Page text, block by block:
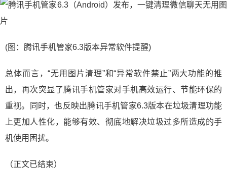
(图：腾讯手机管家6.3版本异常软件提醒)
总体而言，“无用图片清理”和“异常软件禁止”两大功能的推
出，再次突显了腾讯手机管家对手机高效运行、节能环保的
重视。同时，也反映出腾讯手机管家6.3版本在垃圾清理功能
上更加人性化，能够有效、彻底地解决垃圾过多所造成的手
机使用困扰。
（正文已结束）